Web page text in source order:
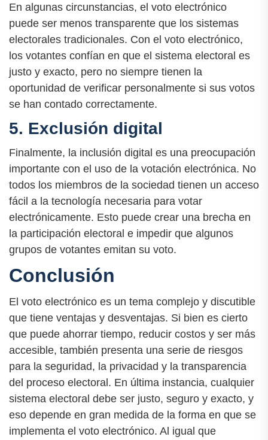
En algunas circunstancias, el voto electrónico
puede ser menos transparente que los sistemas
electorales tradicionales. Con el voto electrónico,
los votantes confían en que el sistema electoral es
justo y exacto, pero no siempre tienen la
oportunidad de verificar personalmente si sus votos
se han contado correctamente.
5. Exclusión digital
Finalmente, la inclusión digital es una preocupación
importante con el uso de la votación electrónica. No
todos los miembros de la sociedad tienen un acceso
fácil a la tecnología necesaria para votar
electrónicamente. Esto puede crear una brecha en
la participación electoral e impedir que algunos
grupos de votantes emitan su voto.
Conclusión
El voto electrónico es un tema complejo y discutible
que tiene ventajas y desventajas. Si bien es cierto
que puede ahorrar tiempo, reducir costos y ser más
accesible, también presenta una serie de riesgos
para la seguridad, la privacidad y la transparencia
del proceso electoral. En última instancia, cualquier
sistema electoral debe ser justo, seguro y exacto, y
eso depende en gran medida de la forma en que se
implementa el voto electrónico. Al igual que